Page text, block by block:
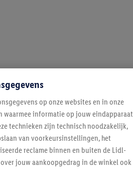
op onze websites en in onze
waarmee informatie op jouw eindapparaat
technieken zijn technisch noodzakelijk,
van voorkeursinstellingen, het
reclame binnen en buiten de Lidl-
jouw aankoopgedrag in de winkel ook